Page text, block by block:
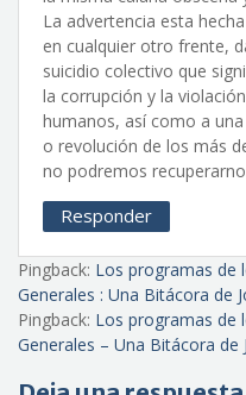
La advertencia esta
en cualquier otro frente,
suicidio colectivo que
la corrupción y la
humanos, así como a
o revolución de los más
no podremos
Responder
Pingback: Los programas de
Generales : Una Bitácora de
Pingback: Los programas de
Generales – Una Bitácora de